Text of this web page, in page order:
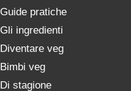
Guide pratiche
Gli ingredienti
Diventare veg
Bimbi veg
Di stagione